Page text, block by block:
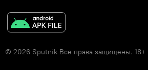
© 2026 Sputnik Все права защищены. 18+